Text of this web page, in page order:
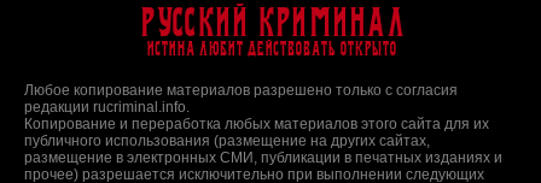
Русский Криминал
Истина любит действовать открыто
Любое копирование материалов разрешено только с согласия
редакции rucriminal.info.
Копирование и переработка любых материалов этого сайта для их
публичного использования (размещение на других сайтах,
размещение в электронных СМИ, публикации в печатных изданиях и
прочее) разрешается исключительно при выполнении следующих